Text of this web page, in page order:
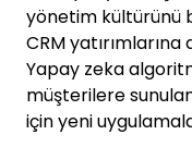
yönetim kültürünü
CRM
Yapay zeka
müşterilere
için yeni